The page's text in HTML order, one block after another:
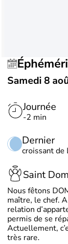
Samedi 8
Journée
-2 min
Dernier
croissant de
Saint
Nous fêtons
maître, le chef.
relation
permis de se
Actuellement,
très rare.